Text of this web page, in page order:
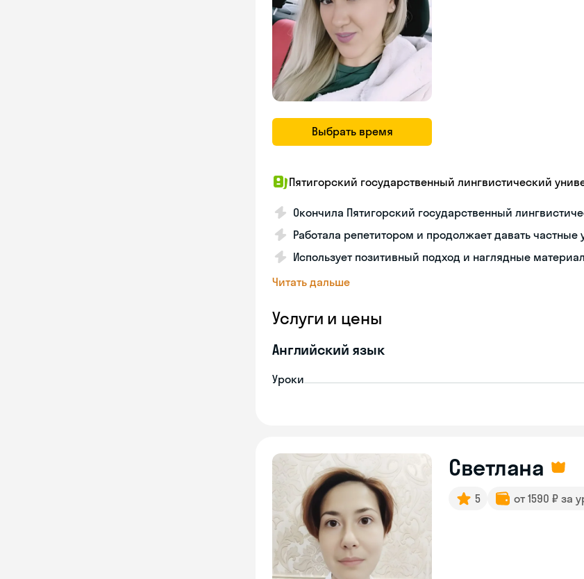
Выбрать время
Пятигорский государственный лингвистический
Окончила Пятигорский государственный
Работала репетитором и продолжает давать частные
Использует позитивный подход и наглядные
Читать дальше
Услуги и цены
Английский язык
Уроки
Светлана
5 от 1590 ₽ за